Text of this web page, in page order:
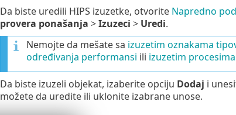
Da biste uredili HIPS izuzetke, otvorite Napredno
provera ponašanja >Izuzeci > Uredi.
Nemojte da mešate sa izuzetim oznakama
određivanja performansi ili izuzetim procesima
Da biste izuzeli objekat, izaberite opciju Dodaj i
možete da uredite ili uklonite izabrane unose.